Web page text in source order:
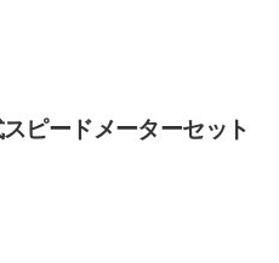
ピードメーターセット